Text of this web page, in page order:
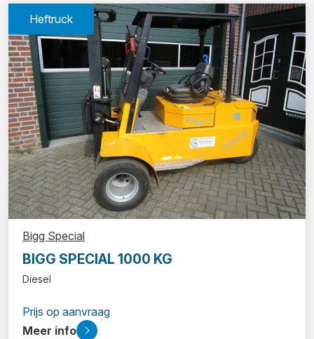
Heftruck
Bigg Special
BIGG SPECIAL 1000 KG
Diesel
Prijs op aanvraag
Meer info